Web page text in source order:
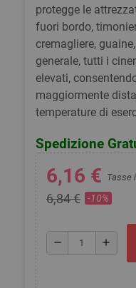
protegge le
fuori bordo,
cremagliere,
generale, tutti i
elevati,
maggiormente
temperature di
Spedizione
6,16 € Tasse
6,84 € -10%
remove add